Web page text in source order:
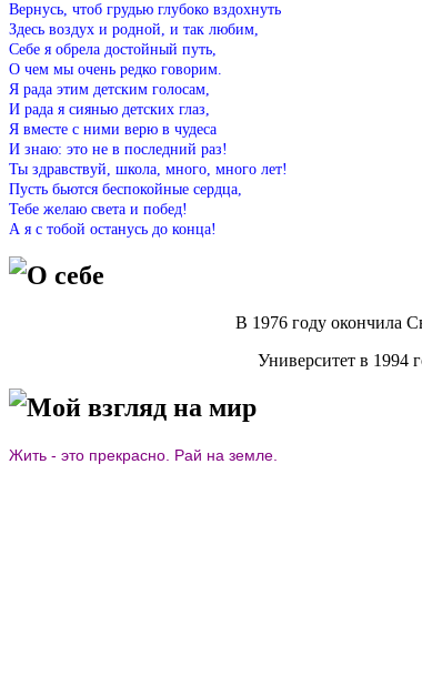
Вернусь, чтоб грудью глубоко вздохнуть
Здесь воздух и родной, и так любим,
Себе я обрела достойный путь,
О чем мы очень редко говорим.
Я рада этим детским голосам,
И рада я сиянью детских глаз,
Я вместе с ними верю в чудеса
И знаю: это не в последний раз!
Ты здравствуй, школа, много, много лет!
Пусть бьются беспокойные сердца,
Тебе желаю света и побед!
А я с тобой останусь до конца!
О себе
В 1976 году окончила Свердловское
Университет в 1994
Мой взгляд на мир
Жить - это прекрасно. Рай на земле.